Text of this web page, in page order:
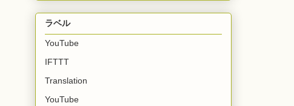
ラベル
YouTube
IFTTT
Translation
YouTube